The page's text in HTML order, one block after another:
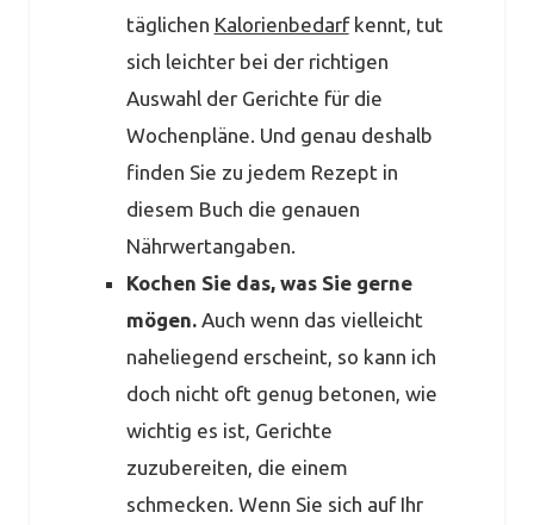
täglichen Kalorienbedarfkennt, tut
sich leichter bei der richtigen
Auswahl der Gerichte für die
Wochenpläne. Und genau deshalb
finden Sie zu jedem Rezept in
diesem Buch die genauen
Nährwertangaben.
Kochen Sie das, was Sie gerne
mögen. Auch wenn das vielleicht
naheliegend erscheint, so kann ich
doch nicht oft genug betonen, wie
wichtig es ist, Gerichte
zuzubereiten, die einem
schmecken. Wenn Sie sich auf Ihr